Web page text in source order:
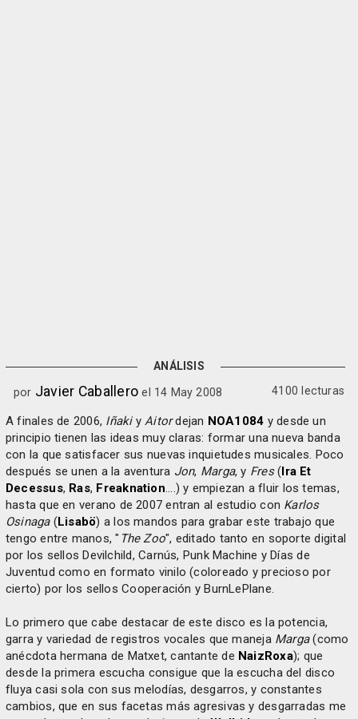
ANÁLISIS
por Javier Caballero el 14 May 2008 4100 lecturas
A finales de 2006, IñakiyAitordejan NOA1084 y desde un
principio tienen las ideas muy claras: formar una nueva banda
con la que satisfacer sus nuevas inquietudes musicales. Poco
después se unen a la aventura Jon, Marga, y Fres(Ira Et
Decessus, Ras, Freaknation....) y empiezan a fluir los temas,
hasta que en verano de 2007 entran al estudio con Karlos
Osinaga(Lisabö) a los mandos para grabar este trabajo que
tengo entre manos, " The Zoo", editado tanto en soporte digital
por los sellos Devilchild, Carnús, Punk Machine y Días de
Juventud como en formato vinilo (coloreado y precioso por
cierto) por los sellos Cooperación y BurnLePlane.
Lo primero que cabe destacar de este disco es la potencia,
garra y variedad de registros vocales que maneja Marga(como
anécdota hermana de Matxet, cantante de NaizRoxa); que
desde la primera escucha consigue que la escucha del disco
fluya casi sola con sus melodías, desgarros, y constantes
cambios, que en sus facetas más agresivas y desgarradas me